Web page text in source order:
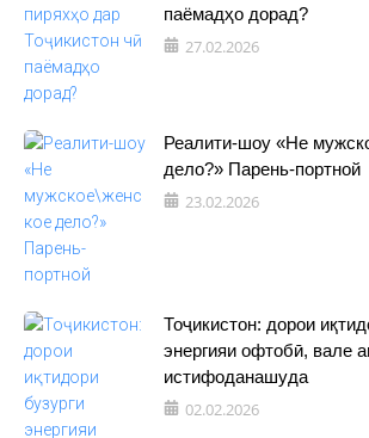
паёмадҳо дорад?
27.02.2026
Реалити-шоу «Не
дело?» Парень-портной
23.02.2026
Тоҷикистон: дорои
энергияи офтобӣ, вале
истифоданашуда
02.02.2026